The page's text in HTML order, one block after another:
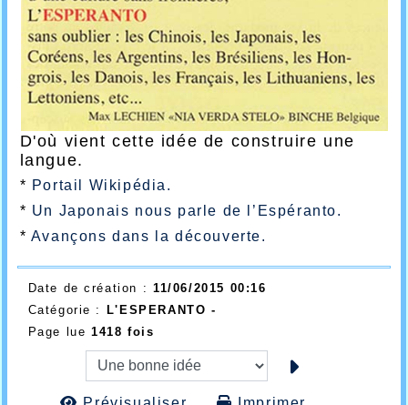
D'où vient cette idée de construire une
langue.
* Portail Wikipédia.
* Un Japonais nous parle de l’Espéranto.
* Avançons dans la découverte.
Date de création : 11/06/2015 00:16
Catégorie :
L'ESPERANTO -
Page lue 1418 fois